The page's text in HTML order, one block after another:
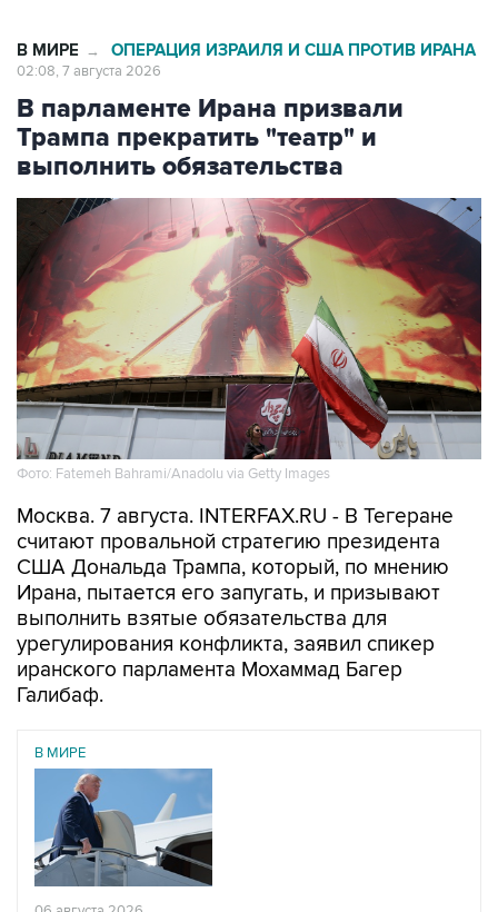
В МИРЕ → ОПЕРАЦИЯ ИЗРАИЛЯ И США ПРОТИВ ИРАНА
02:08, 7 августа 2026
В парламенте Ирана призвали
Трампа прекратить "театр" и
выполнить обязательства
Фото: Fatemeh Bahrami/Anadolu via Getty Images
Москва. 7 августа. INTERFAX.RU - В Тегеране
считают провальной стратегию президента
США Дональда Трампа, который, по мнению
Ирана, пытается его запугать, и призывают
выполнить взятые обязательства для
урегулирования конфликта, заявил спикер
иранского парламента Мохаммад Багер
Галибаф.
В МИРЕ